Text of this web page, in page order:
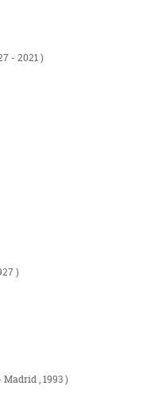
- 2021 )
)
, 1993 )